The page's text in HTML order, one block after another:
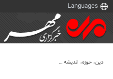
دين، حوزه، انديشه